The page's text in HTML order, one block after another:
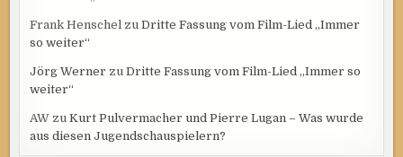
Frank Henschel zuDritte Fassung vom Film-Lied „Immer
so weiter“
Jörg Werner zuDritte Fassung vom Film-Lied „Immer so
weiter“
AW zuKurt Pulvermacher und Pierre Lugan – Was wurde
aus diesen Jugendschauspielern?